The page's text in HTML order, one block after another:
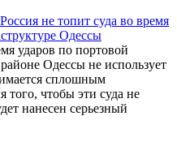
не топит суда во время
Одессы
ударов по портовой
Одессы не использует
сплошным
чтобы эти суда не
нанесен серьезный